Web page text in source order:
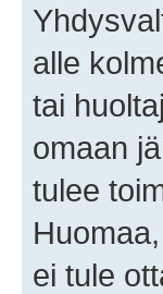
alle
tai
omaan
tulee
ei tule